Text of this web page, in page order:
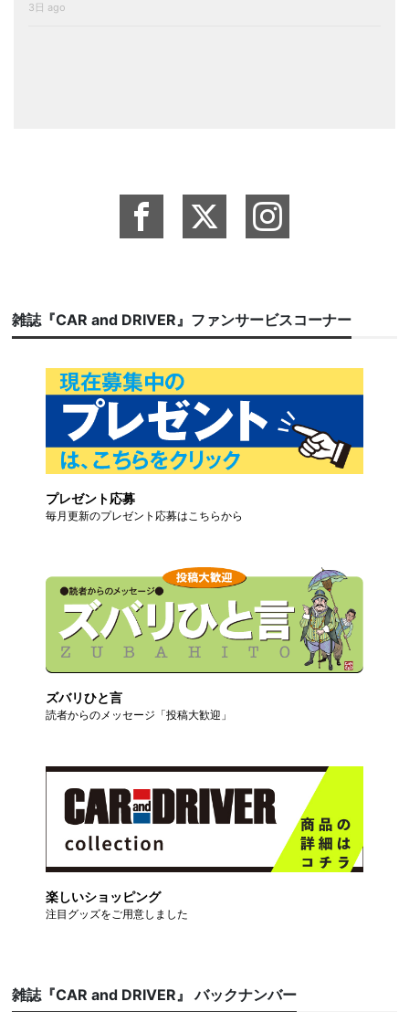
3日 ago
雑誌『CAR and DRIVER』ファンサービスコーナー
プレゼント応募
毎月更新のプレゼント応募はこちらから
ズバリひと言
読者からのメッセージ「投稿大歓迎」
楽しいショッピング
注目グッズをご用意しました
雑誌『CAR and DRIVER』 バックナンバー